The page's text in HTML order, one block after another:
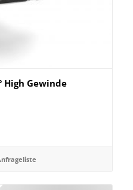
High Gewinde